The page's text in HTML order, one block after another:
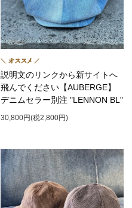
説明文のリンクから新サイトへ
飛んでください【AUBERGE】
デニムセラー別注 "LENNON BL"
30,800円(税2,800円)